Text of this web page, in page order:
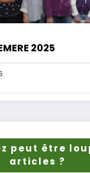
2025
peut être
articles ?